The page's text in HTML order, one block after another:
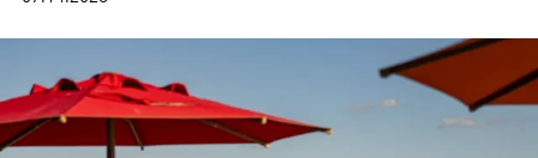
(savoir-faire) buluşan parçalara dönüştürmek.